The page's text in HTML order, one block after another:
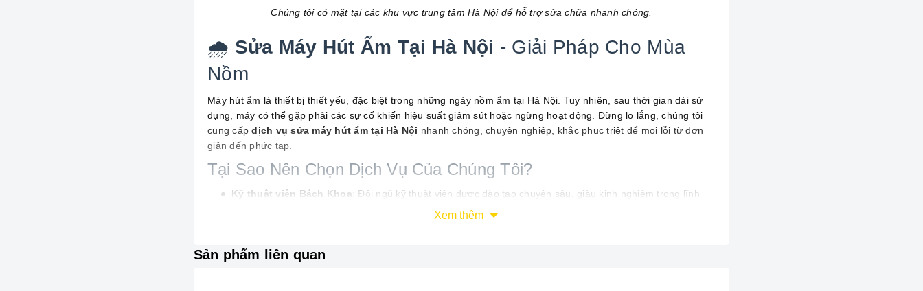
Chúng tôi có mặt tại các khu vực trung tâm Hà Nội để hỗ trợ sửa chữa nhanh chóng.
🌧️ Sửa Máy Hút Ẩm Tại Hà Nội - Giải Pháp Cho Mùa
Nồm
Máy hút ẩm là thiết bị thiết yếu, đặc biệt trong những ngày nồm ẩm tại Hà Nội. Tuy nhiên, sau thời gian dài sử
dụng, máy có thể gặp phải các sự cố khiến hiệu suất giảm sút hoặc ngừng hoạt động. Đừng lo lắng, chúng tôi
cung cấpdịch vụ sửa máy hút ẩm tại Hà Nội nhanh chóng, chuyên nghiệp, khắc phục triệt để mọi lỗi từ đơn
giản đến phức tạp.
Tại Sao Nên Chọn Dịch Vụ Của Chúng Tôi?
Kỹ thuật viên Bách Khoa
: Đội ngũ kỹ thuật viên được đào tạo chuyên sâu, giàu kinh nghiệm trong lĩnh
Phục vụ 24/7, có mặt sau 15 phút
Xem thêm
Sản phẩm liên quan